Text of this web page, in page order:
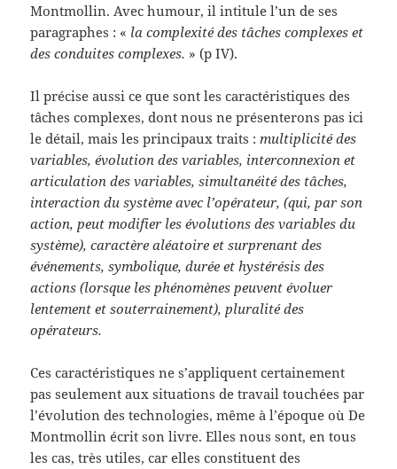
Montmollin. Avec humour, il intitule l’un de ses
paragraphes : « la complexité des tâches complexes et
des conduites complexes. » (p IV).
Il précise aussi ce que sont les caractéristiques des
tâches complexes, dont nous ne présenterons pas ici
le détail, mais les principaux traits :multiplicité des
variables, évolution des variables, interconnexion et
articulation des variables, simultanéité des tâches,
interaction du système avec l’opérateur, (qui, par son
action, peut modifier les évolutions des variables du
système), caractère aléatoire et surprenant des
événements, symbolique, durée et hystérésis des
actions (lorsque les phénomènes peuvent évoluer
lentement et souterrainement), pluralité des
opérateurs.
Ces caractéristiques ne s’appliquent certainement
pas seulement aux situations de travail touchées par
l’évolution des technologies, même à l’époque où De
Montmollin écrit son livre. Elles nous sont, en tous
les cas, très utiles, car elles constituent des